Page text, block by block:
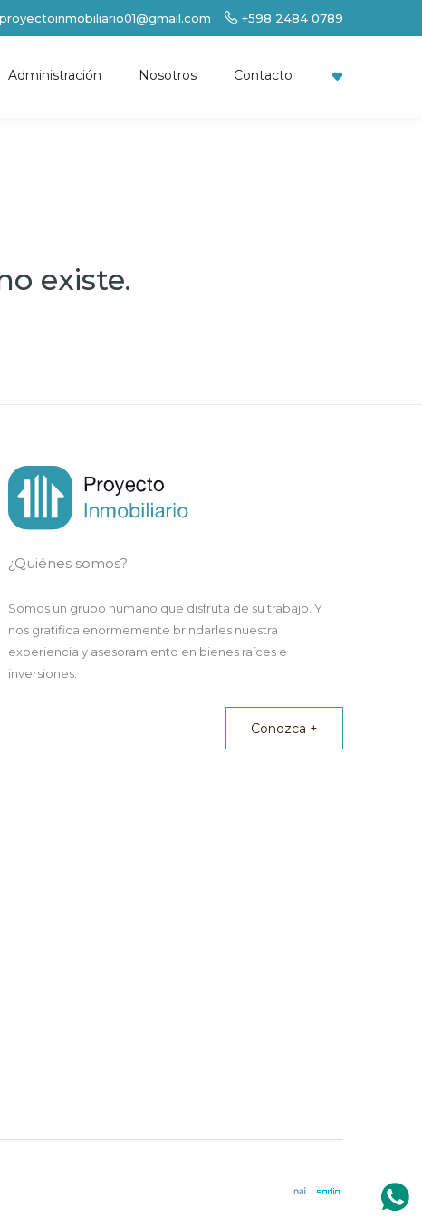
proyectoinmobiliario01@gmail.com +598 2484 0789
Administración Nosotros Contacto
existe.
¿Quiénes somos?
Somos un grupo humano que disfruta de su trabajo. Y
nos gratifica enormemente brindarles nuestra
experiencia y asesoramiento en bienes raíces e
inversiones.
Conozca +